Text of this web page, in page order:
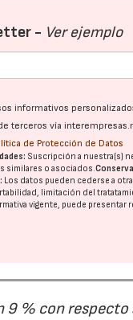
- Ver ejemplo
informativos
terceros vía
de Protección de Datos
Suscripción a nuestra(s)
similares o asociados.
Los datos pueden cederse a
limitación del
vigente, puede presentar
9 % con